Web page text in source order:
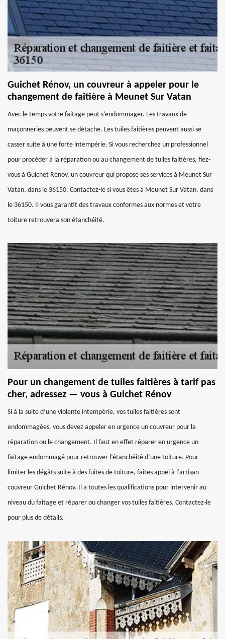
Guichet Rénov, un couvreur à appeler pour le
changement de faitière à Meunet Sur Vatan
Avec le temps votre faitage peut s’endommager. Les travaux de
maçonneries peuvent se détache. Les tuiles faitières peuvent aussi se
casser suite à une forte intempérie. Si vous recherchez un professionnel
pour procéder à la réparation ou au changement de tuiles faitières, fiez-
vous à Guichet Rénov, un couvreur qui propose ses services à Meunet Sur
Vatan, dans le 36150. Contactez-le si vous êtes à Meunet Sur Vatan, dans
le 36150. Il vous garantit des travaux conformes aux normes et votre
toiture retrouvera son étanchéité.
Pour un changement de tuiles faitières à tarif pas
cher, adressez — vous à Guichet Rénov
Si à la suite d’une violente intempérie, vos tuiles faitières sont
endommagées, vous devez appeler en urgence un couvreur pour la
réparation ou le changement. Il faut en effet réparer en urgence un
faitage endommagé pour retrouver l’étanchéité d’une toiture. Pour
limiter les dégâts suite à des fuites de toiture, faites appel à l’artisan
couvreur Guichet Rénov. Il a toutes les qualifications pour intervenir au
niveau du faitage et réparer ou changer vos tuiles faitières. Contactez-le
pour plus de détails.